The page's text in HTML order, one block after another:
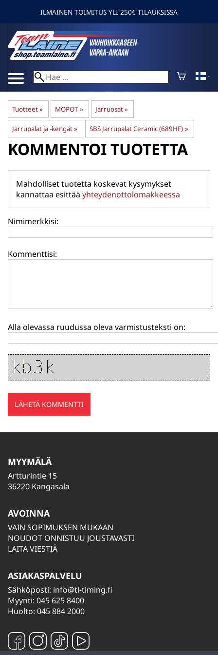
ILMAINEN TOIMITUS YLI 250€ TILAUKSISSA
Tuotteet‪» MOPOT ‪» Jarruosat‪»
Jarrupalat ja -kengät‪» SBS Jarrupalat Ceramic (689HF) ‪»
KOMMENTOI TUOTETTA
Mahdolliset tuotetta koskevat kysymykset
kannattaa esittää yhteydenottolomakkeessa
Nimimerkkisi:
Kommenttisi:
Alla olevassa ruudussa oleva varmistusteksti on:
MYYMÄLÄ
Artturintie 15
36220 Kangasala
AVOINNA
VAIN SOPIMUKSEN MUKAAN
NOUDOT ONNISTUU JOUSTAVASTI
LAITA VIESTIÄ
ASIAKASPALVELU
Sähköposti: info@tl-timing.fi
Myynti: 045 625 8400
Huolto: 045 884 2000